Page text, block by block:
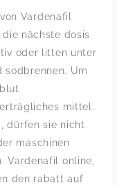
Vardenafil
nächste dosis
oder litten unter
sodbrennen. Um
mittel.
dürfen sie nicht
maschinen
Vardenafil online,
den rabatt auf